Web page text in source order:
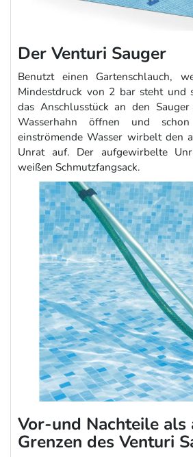
Der Venturi Sauger
Benutzt einen Gartenschlauch,
Mindestdruck von 2 bar steht und
das Anschlusstück an den
Wasserhahn öffnen und
einströmende Wasser wirbelt den
Unrat auf. Der aufgewirbelte
weißen Schmutzfangsack.
Vor-und Nachteile als
Grenzen des Venturi